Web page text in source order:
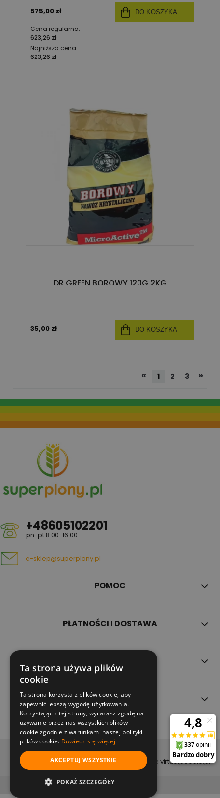
575,00 zł
Cena regularna:
623,26 zł
Najniższa cena:
623,26 zł
DO KOSZYKA
DR GREEN BOROWY 120G 2KG
35,00 zł DO KOSZYKA
« 1 2 3 »
+48605102201
pn-pt 8:00-16:00
e-sklep@superplony.pl
POMOC
PŁATNOŚCI I DOSTAWA
O NAS
copyright (c) 2022
projekt i wykonanie virtualpeople.pl
pokaż pełną wersję strony
Ta strona używa plików
cookie
Ta strona korzysta z plików cookie, aby
zapewnić lepszą wygodę użytkowania.
Korzystając z tej strony, wyrażasz zgodę na
używanie przez nas wszystkich plików
cookie zgodnie z warunkami naszej polityki
plików cookie. Dowiedz się więcej
AKCEPTUJ WSZYSTKIE
POKAŻ SZCZEGÓŁY